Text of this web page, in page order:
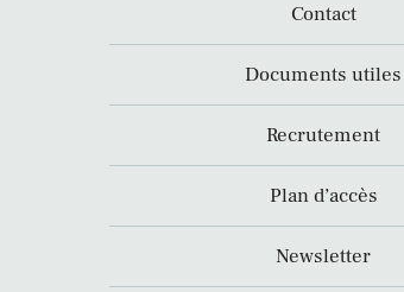
Contact
Documents utiles
Recrutement
Plan d’accès
Newsletter